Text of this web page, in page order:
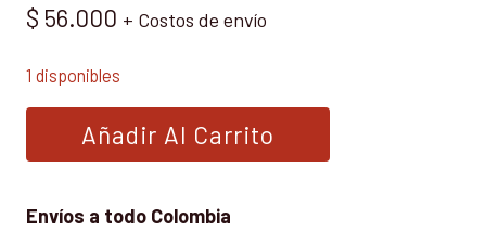
$ 56.000 + Costos de envío
1 disponibles
VIENTO
Añadir Al Carrito
Envíos a todo Colombia